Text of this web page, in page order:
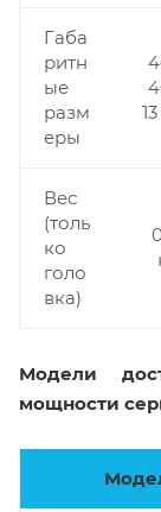
Габа
ритн
ые
разм
еры
Вес
(толь
ко
голо
вка)
Модели
мощности